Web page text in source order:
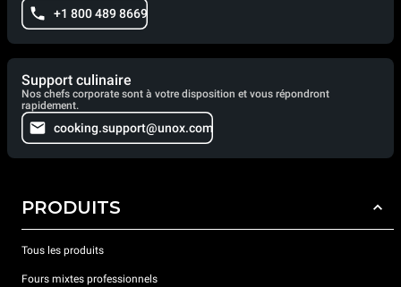
+1 800 489 8669
Support culinaire
Nos chefs corporate sont à votre disposition et vous répondront
rapidement.
cooking.support@unox.com
PRODUITS
Tous les produits
Fours mixtes professionnels